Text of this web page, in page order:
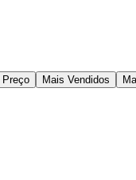
Preço Mais Vendidos